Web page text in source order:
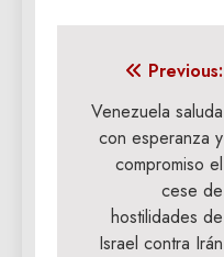
Navegación
de
entradas
Previous:
Venezuela saluda
con esperanza y
compromiso el
cese de
hostilidades de
Israel contra Irán